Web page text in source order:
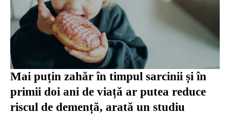
Mai puțin zahăr în timpul sarcinii și în
primii doi ani de viață ar putea reduce
riscul de demență, arată un studiu